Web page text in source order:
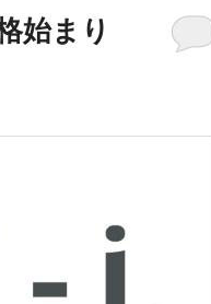
始まり